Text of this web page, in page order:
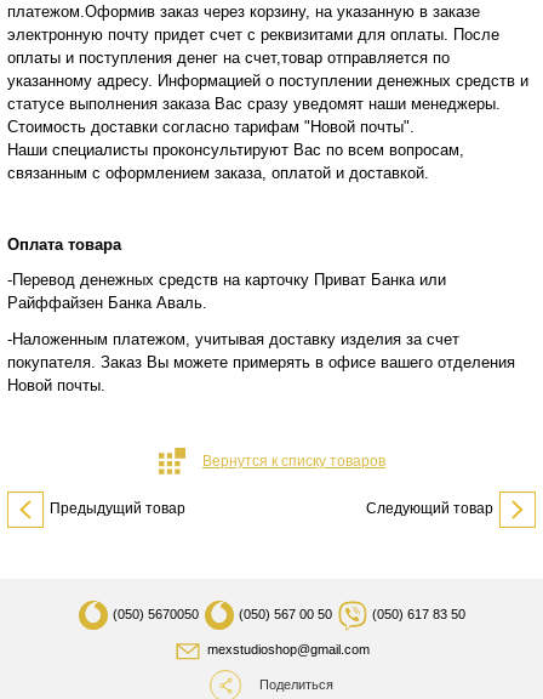
платежом.Оформив заказ через корзину, на указанную в заказе
электронную почту придет счет с реквизитами для оплаты. После
оплаты и поступления денег на счет,товар отправляется по
указанному адресу. Информацией о поступлении денежных средств и
статусе выполнения заказа Вас сразу уведомят наши менеджеры.
Стоимость доставки согласно тарифам "Новой почты".
Наши специалисты проконсультируют Вас по всем вопросам,
связанным с оформлением заказа, оплатой и доставкой.
Оплата товара
-Перевод денежных средств на карточку Приват Банка или
Райффайзен Банка Аваль.
-Наложенным платежом, учитывая доставку изделия за счет
покупателя. Заказ Вы можете примерять в офисе вашего отделения
Новой почты.
Вернутся к списку товаров
Предыдущий товар Следующий товар
(050) 5670050 (050) 567 00 50 (050) 617 83 50
mexstudioshop@gmail.com
Поделиться